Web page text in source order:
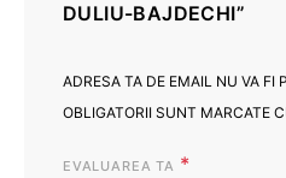
DULIU-BAJDECHI”
ADRESA TA DE EMAIL NU VA FI
OBLIGATORII SUNT MARCATE
EVALUAREA TA *